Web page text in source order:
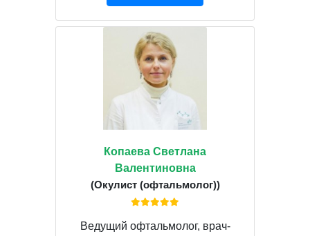
Копаева Светлана
Валентиновна
(Окулист (офтальмолог))
Ведущий офтальмолог, врач-